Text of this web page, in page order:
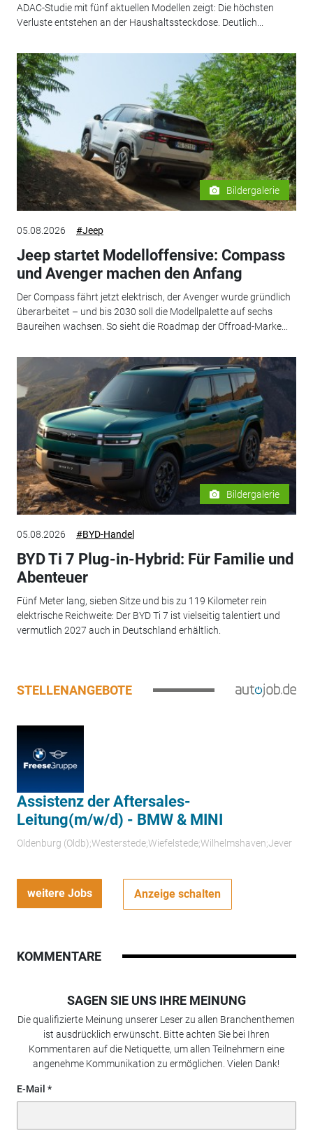
ADAC-Studie mit fünf aktuellen Modellen zeigt: Die höchsten
Verluste entstehen an der Haushaltssteckdose. Deutlich...
Bildergalerie
05.08.2026 #Jeep
Jeep startet Modelloffensive: Compass
und Avenger machen den Anfang
Der Compass fährt jetzt elektrisch, der Avenger wurde gründlich
überarbeitet – und bis 2030 soll die Modellpalette auf sechs
Baureihen wachsen. So sieht die Roadmap der Offroad-Marke...
Bildergalerie
05.08.2026 #BYD-Handel
BYD Ti 7 Plug-in-Hybrid: Für Familie und
Abenteuer
Fünf Meter lang, sieben Sitze und bis zu 119 Kilometer rein
elektrische Reichweite: Der BYD Ti 7 ist vielseitig talentiert und
vermutlich 2027 auch in Deutschland erhältlich.
STELLENANGEBOTE
Assistenz der Aftersales-
Leitung(m/w/d) - BMW & MINI
Oldenburg (Oldb);Westerstede;Wiefelstede;Wilhelmshaven;Jever
weitere Jobs Anzeige schalten
KOMMENTARE
SAGEN SIE UNS IHRE MEINUNG
Die qualifizierte Meinung unserer Leser zu allen Branchenthemen
ist ausdrücklich erwünscht. Bitte achten Sie bei Ihren
Kommentaren auf die Netiquette, um allen Teilnehmern eine
angenehme Kommunikation zu ermöglichen. Vielen Dank!
E-Mail